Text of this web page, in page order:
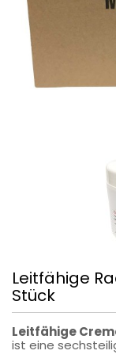
Leitfähige
Stück
Leitfähige
ist eine